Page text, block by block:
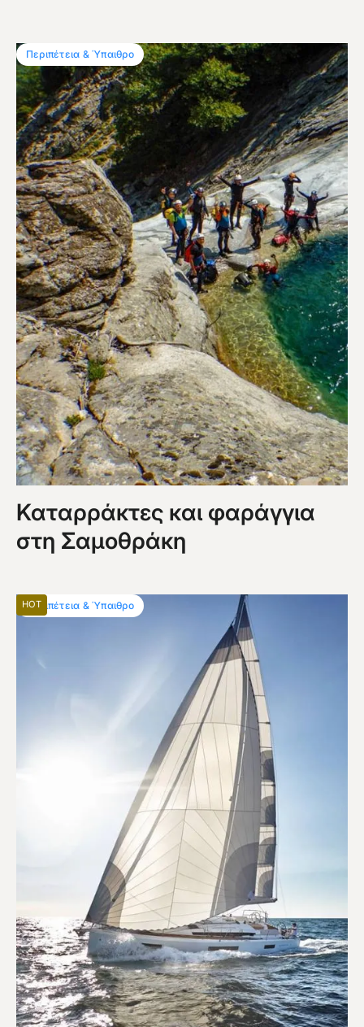
Περιπέτεια & Ύπαιθρο
Καταρράκτες και φαράγγια
στη Σαμοθράκη
Περιπέτεια & Ύπαιθρο
HOT